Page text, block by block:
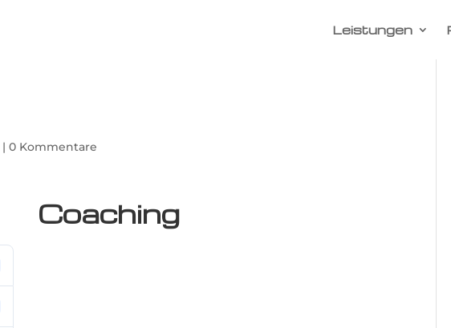
Leistungen
| 0 Kommentare
Coaching